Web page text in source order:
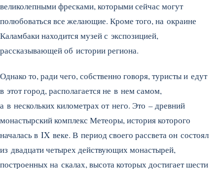
великолепными фресками, которыми сейчас могут
полюбоваться все желающие. Кроме того, на окраине
Каламбаки находится музей с экспозицией,
рассказывающей об истории региона.
Однако то, ради чего, собственно говоря, туристы и едут
в этот город, располагается не в нем самом,
а в нескольких километрах от него. Это – древний
монастырский комплекс Метеоры, история которого
началась в IX веке. В период своего рассвета он состоял
из двадцати четырех действующих монастырей,
построенных на скалах, высота которых достигает шести